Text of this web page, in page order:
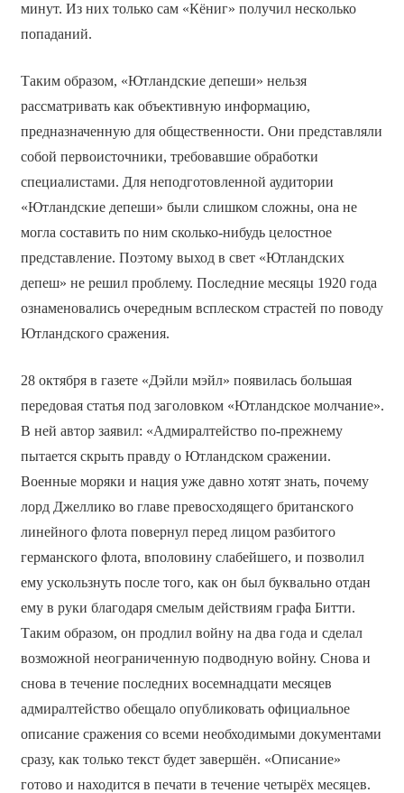
минут. Из них только сам «Кёниг» получил несколько
попаданий.
Таким образом, «Ютландские депеши» нельзя
рассматривать как объективную информацию,
предназначенную для общественности. Они представляли
собой первоисточники, требовавшие обработки
специалистами. Для неподготовленной аудитории
«Ютландские депеши» были слишком сложны, она не
могла составить по ним сколько-нибудь целостное
представление. Поэтому выход в свет «Ютландских
депеш» не решил проблему. Последние месяцы 1920 года
ознаменовались очередным всплеском страстей по поводу
Ютландского сражения.
28 октября в газете «Дэйли мэйл» появилась большая
передовая статья под заголовком «Ютландское молчание».
В ней автор заявил: «Адмиралтейство по-прежнему
пытается скрыть правду о Ютландском сражении.
Военные моряки и нация уже давно хотят знать, почему
лорд Джеллико во главе превосходящего британского
линейного флота повернул перед лицом разбитого
германского флота, вполовину слабейшего, и позволил
ему ускользнуть после того, как он был буквально отдан
ему в руки благодаря смелым действиям графа Битти.
Таким образом, он продлил войну на два года и сделал
возможной неограниченную подводную войну. Снова и
снова в течение последних восемнадцати месяцев
адмиралтейство обещало опубликовать официальное
описание сражения со всеми необходимыми документами
сразу, как только текст будет завершён. «Описание»
готово и находится в печати в течение четырёх месяцев.